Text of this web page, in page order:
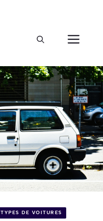
TYPES DE VOITURES